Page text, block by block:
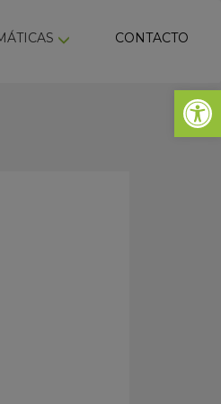
Abrir
CONTACTO